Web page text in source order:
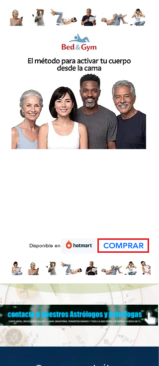
Disponible en COMPRAR